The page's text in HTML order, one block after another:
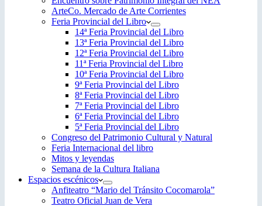
ArteCo. Mercado de Arte Corrientes
Feria Provincial del Libro
14ª Feria Provincial del Libro
13ª Feria Provincial del Libro
12ª Feria Provincial del Libro
11ª Feria Provincial del Libro
10ª Feria Provincial del Libro
9ª Feria Provincial del Libro
8ª Feria Provincial del Libro
7ª Feria Provincial del Libro
6ª Feria Provincial del Libro
5ª Feria Provincial del Libro
Congreso del Patrimonio Cultural y Natural
Feria Internacional del libro
Mitos y leyendas
Semana de la Cultura Italiana
Espacios escénicos
Anfiteatro “Mario del Tránsito Cocomarola”
Teatro Oficial Juan de Vera